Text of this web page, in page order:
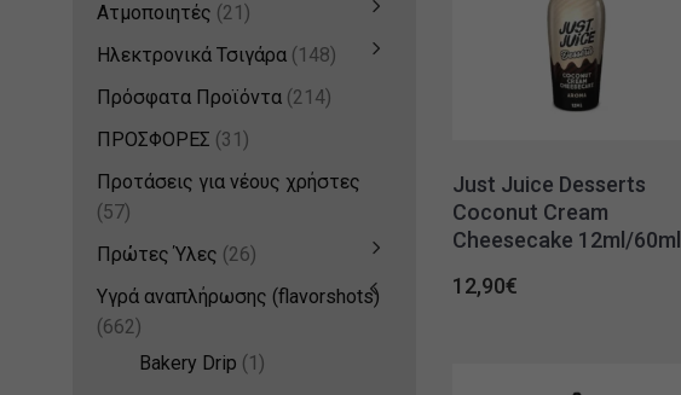
Ατμοποιητές (21)
Ηλεκτρονικά Τσιγάρα (148)
Πρόσφατα Προϊόντα (214)
ΠΡΟΣΦΟΡΕΣ (31)
Προτάσεις για νέους χρήστες
(57)
Πρώτες Ύλες (26)
Υγρά αναπλήρωσης (flavorshots)
(662)
Bakery Drip (1)
Just Juice Desserts
Coconut Cream
Cheesecake 12ml/60ml
12,90€